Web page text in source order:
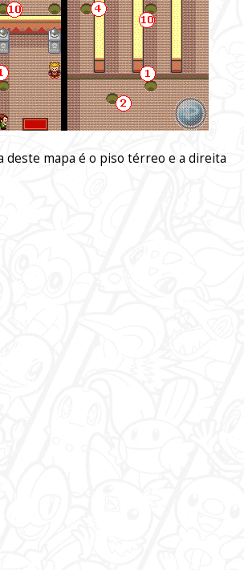
deste mapa é o piso térreo e a direita